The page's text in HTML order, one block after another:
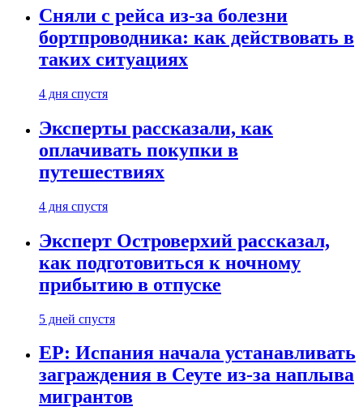
Сняли с рейса из-за болезни
бортпроводника: как действовать в
таких ситуациях
4 дня спустя
Эксперты рассказали, как
оплачивать покупки в
путешествиях
4 дня спустя
Эксперт Островерхий рассказал,
как подготовиться к ночному
прибытию в отпуске
5 дней спустя
EP: Испания начала устанавливать
заграждения в Сеуте из-за наплыва
мигрантов